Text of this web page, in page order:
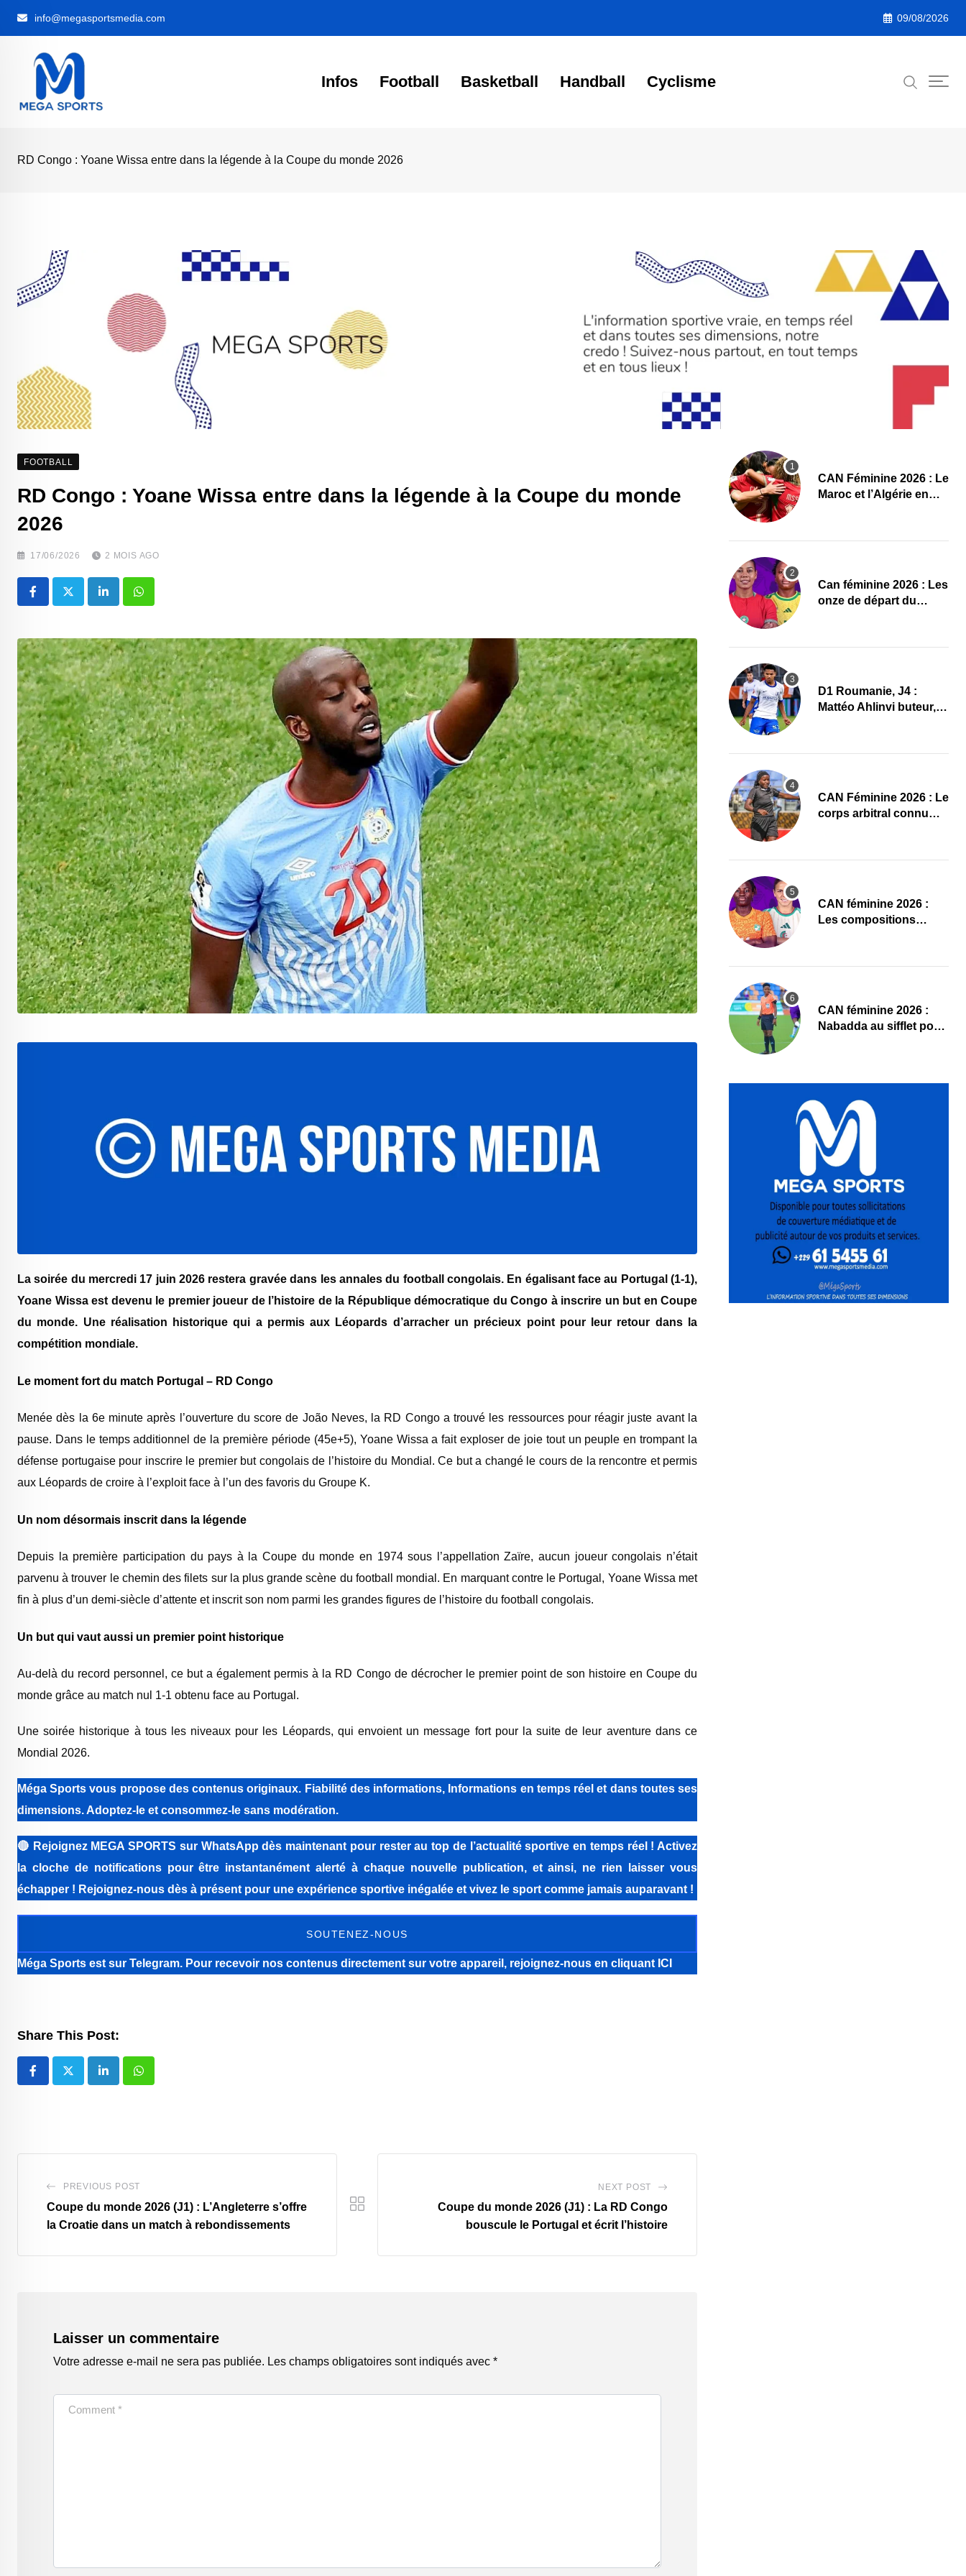
info@megasportsmedia.com 09/08/2026
Infos Football Basketball Handball Cyclisme
RD Congo : Yoane Wissa entre dans la légende à la Coupe du monde 2026
FOOTBALL
RD Congo : Yoane Wissa entre dans la légende à la Coupe du monde
2026
17/06/2026 2 MOIS AGO
LinkedIn Whatsapp
La soirée du mercredi 17 juin 2026 restera gravée dans les annales du football congolais. En égalisant face au Portugal (1-1),
Yoane Wissaest devenu le premier joueur de l’histoire de la République démocratique du Congo à inscrire un but en Coupe
du monde. Une réalisation historique qui a permis aux Léopards d’arracher un précieux point pour leur retour dans la
compétition mondiale.
Le moment fort du match Portugal – RD Congo
Menée dès la 6e minute après l’ouverture du score de João Neves, la RD Congo a trouvé les ressources pour réagir juste avant la
pause. Dans le temps additionnel de la première période (45e+5), Yoane Wissa a fait exploser de joie tout un peuple en trompant la
défense portugaise pour inscrire le premier but congolais de l’histoire du Mondial. Ce but a changé le cours de la rencontre et permis
aux Léopards de croire à l’exploit face à l’un des favoris du Groupe K.
Un nom désormais inscrit dans la légende
Depuis la première participation du pays à la Coupe du monde en 1974 sous l’appellation Zaïre, aucun joueur congolais n’était
parvenu à trouver le chemin des filets sur la plus grande scène du football mondial. En marquant contre le Portugal, Yoane Wissa met
fin à plus d’un demi-siècle d’attente et inscrit son nom parmi les grandes figures de l’histoire du football congolais.
Un but qui vaut aussi un premier point historique
Au-delà du record personnel, ce but a également permis à la RD Congo de décrocher le premier point de son histoire en Coupe du
monde grâce au match nul 1-1 obtenu face au Portugal.
Une soirée historique à tous les niveaux pour les Léopards, qui envoient un message fort pour la suite de leur aventure dans ce
Mondial 2026.
Méga Sports vous propose des contenus originaux. Fiabilité des informations, Informations en temps réel et dans toutes ses
dimensions. Adoptez-le et consommez-le sans modération.
🔴 Rejoignez MEGA SPORTS sur WhatsApp dès maintenant pour rester au top de l’actualité sportive en temps réel ! Activez
la cloche de notifications pour être instantanément alerté à chaque nouvelle publication, et ainsi, ne rien laisser vous
échapper ! Rejoignez-nous dès à présent pour une expérience sportive inégalée et vivez le sport comme jamais auparavant !
SOUTENEZ-NOUS
Méga Sports est sur Telegram. Pour recevoir nos contenus directement sur votre appareil, rejoignez-nous en cliquant ICI
Share This Post:
LinkedIn Whatsapp
PREVIOUS POST
Coupe du monde 2026 (J1) : L’Angleterre s’offre
la Croatie dans un match à rebondissements
NEXT POST
Coupe du monde 2026 (J1) : La RD Congo
bouscule le Portugal et écrit l’histoire
Laisser un commentaire
Votre adresse e-mail ne sera pas publiée. Les champs obligatoires sont indiqués avec *
CAN Féminine 2026 : Le
Maroc et l’Algérie en
‎Can féminine 2026 : Les
onze de départ du
D1 Roumanie, J4 :
Mattéo Ahlinvi buteur,
‎CAN Féminine 2026 : Le
corps arbitral connu
‎CAN féminine 2026 :
Les compositions
‎CAN féminine 2026 :
Nabadda au sifflet pour